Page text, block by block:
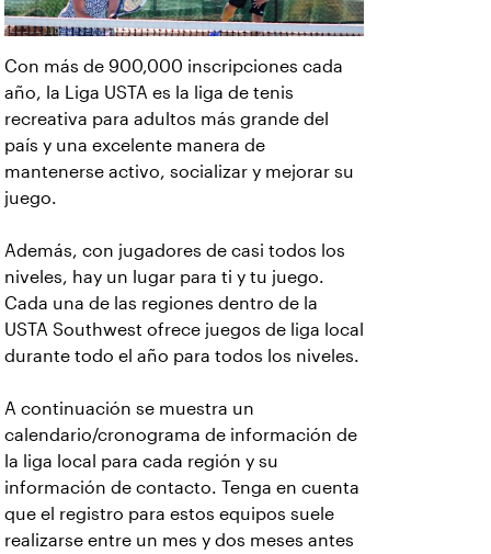
Con más de 900,000 inscripciones cada
año, la Liga USTA es la liga de tenis
recreativa para adultos más grande del
país y una excelente manera de
mantenerse activo, socializar y mejorar su
juego.
Además, con jugadores de casi todos los
niveles, hay un lugar para ti y tu juego.
Cada una de las regiones dentro de la
USTA Southwest ofrece juegos de liga local
durante todo el año para todos los niveles.
A continuación se muestra un
calendario/cronograma de información de
la liga local para cada región y su
información de contacto. Tenga en cuenta
que el registro para estos equipos suele
realizarse entre un mes y dos meses antes